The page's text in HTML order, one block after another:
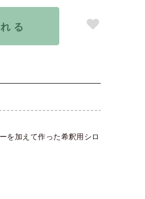
る
を加えて作った希釈用シロ